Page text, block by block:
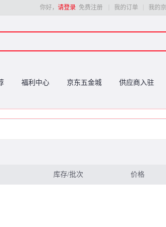
你好， 请登录 免费注册 我的订单 我的
福利中心 京东五金城 供应商入驻
库存/批次 价格